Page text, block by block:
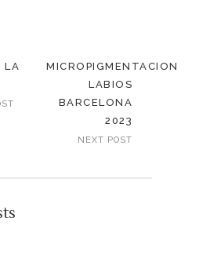
LA
MICROPIGMENTACION
LABIOS
BARCELONA
2023
NEXT POST